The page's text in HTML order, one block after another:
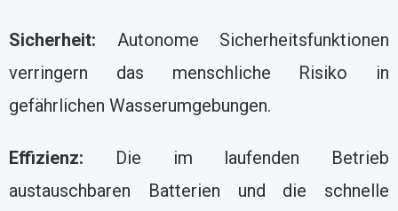
Sicherheit: Autonome Sicherheitsfunktionen
verringern das menschliche Risiko in
gefährlichen Wasserumgebungen.
Effizienz: Die im laufenden Betrieb
austauschbaren Batterien und die schnelle